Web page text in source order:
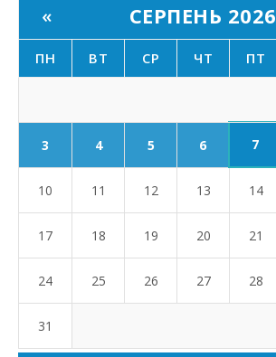
« СЕРПЕНЬ 2026
ПН ВТ СР ЧТ ПТ
3 4 5 6 7
10 11 12 13 14
17 18 19 20 21
24 25 26 27 28
31